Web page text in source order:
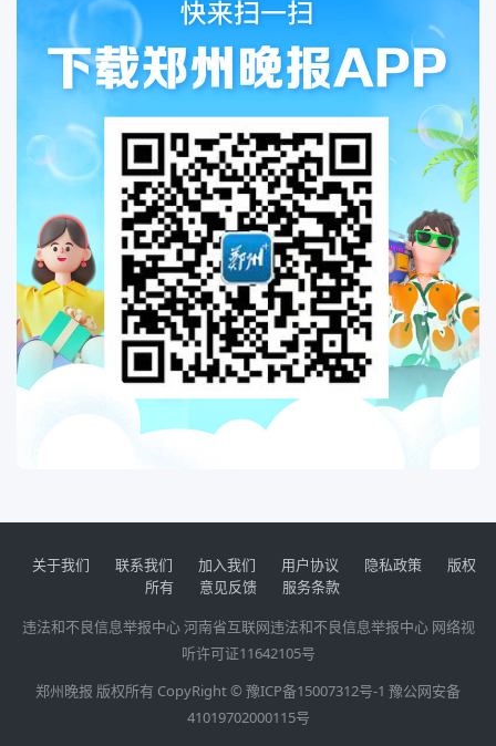
关于我们 联系我们 加入我们 用户协议 隐私政策
版权
所有
意见反馈
服务条款
违法和不良信息举报中心河南省互联网违法和不良信息举报中心 网络视
听许可证11642105号
郑州晚报 版权所有 CopyRight © 豫ICP备15007312号-1 豫公网安备
41019702000115号